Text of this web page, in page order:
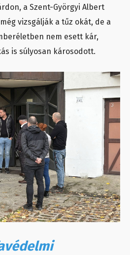
a Szent-Györgyi Albert
vizsgálják a tűz okát, de a
nem esett kár,
is súlyosan károsodott.